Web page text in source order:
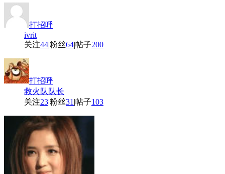
打招呼
ivrit
关注44|粉丝64|帖子200
打招呼
救火队队长
关注23|粉丝31 |帖子103